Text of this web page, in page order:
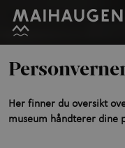
Hopp til hovedinnhold
Søk
Billetter
Her finner du oversikt
museum håndterer dine